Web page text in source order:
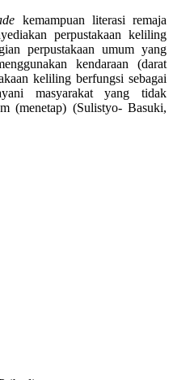
kemampuan literasi remaja
perpustakaan keliling
perpustakaan umum yang
kendaraan (darat
keliling berfungsi sebagai
masyarakat yang tidak
(menetap) (Sulistyo- Basuki,